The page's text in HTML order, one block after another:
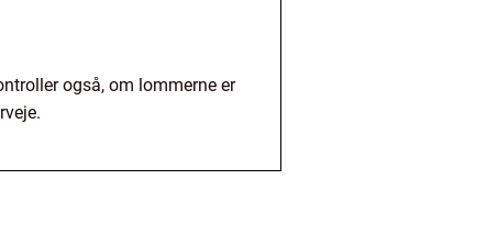
også, om lommerne er